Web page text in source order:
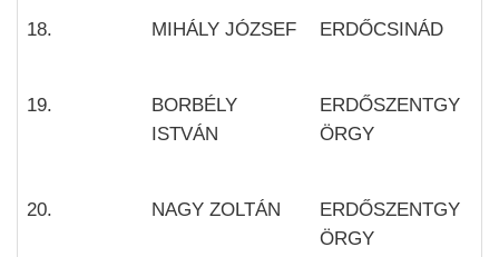
18. MIHÁLY JÓZSEF ERDŐCSINÁD
19.
BORBÉLY
ISTVÁN
ERDŐSZENTGY
ÖRGY
20. NAGY ZOLTÁN
ERDŐSZENTGY
ÖRGY